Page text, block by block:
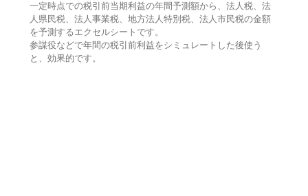
一定時点での税引前当期利益の年間予測額から、法人税、法
人県民税、法人事業税、地方法人特別税、法人市民税の金額
を予測するエクセルシートです。
参謀役などで年間の税引前利益をシミュレートした後使う
と、効果的です。